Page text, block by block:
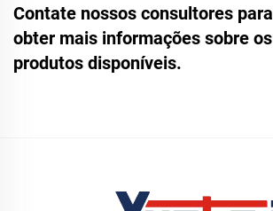
Contate nossos consultores para
obter mais informações sobre os
produtos disponíveis.